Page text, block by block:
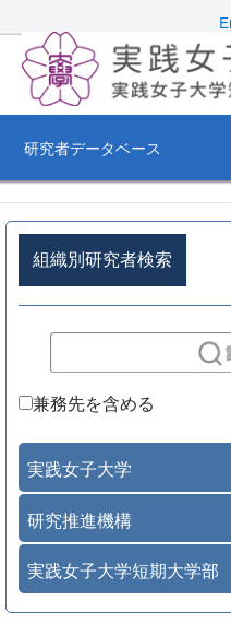
研究者データベース
組織別研究者検索
兼務先を含める
実践女子大学
研究推進機構
実践女子大学短期大学部